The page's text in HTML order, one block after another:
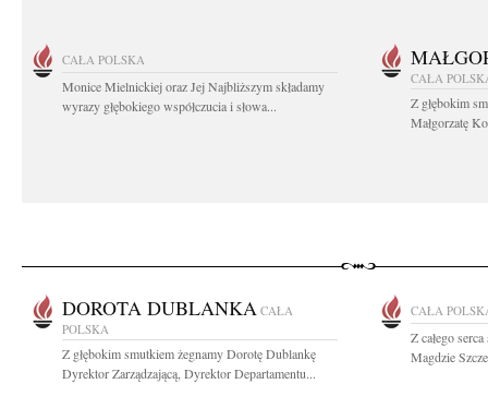
CAŁA POLSKA
Monice Mielnickiej oraz Jej Najbliższym składamy
wyrazy głębokiego współczucia i słowa...
CAŁA
Z głębokim
Małgorzatę
DOROTA DUBLANKA CAŁA
POLSKA
Z głębokim smutkiem żegnamy Dorotę Dublankę
Dyrektor Zarządzającą, Dyrektor Departamentu...
CAŁA
Z całego
Magdzie